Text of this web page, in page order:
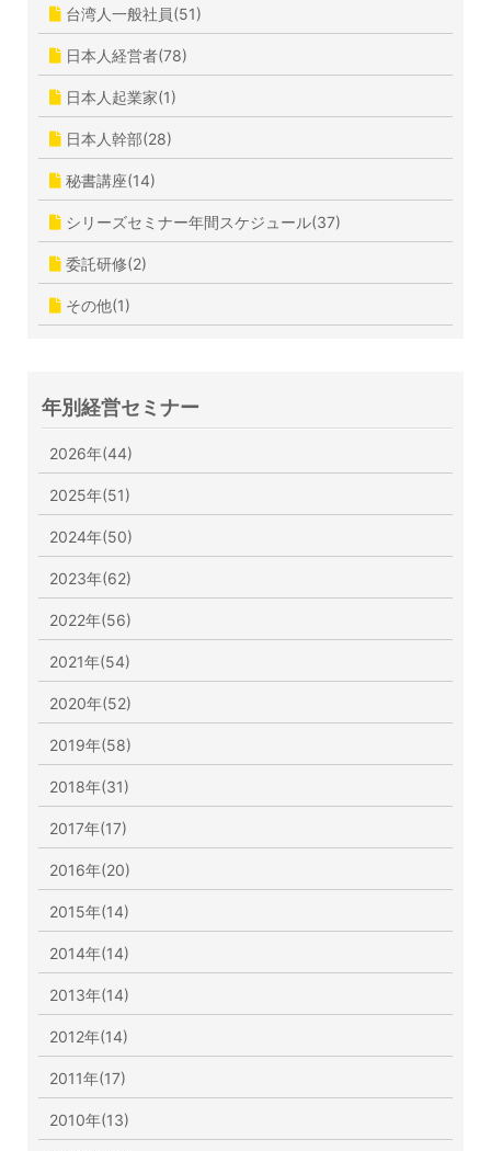
台湾人一般社員(51)
日本人経営者(78)
日本人起業家(1)
日本人幹部(28)
秘書講座(14)
シリーズセミナー年間スケジュール(37)
委託研修(2)
その他(1)
年別経営セミナー
2026年(44)
2025年(51)
2024年(50)
2023年(62)
2022年(56)
2021年(54)
2020年(52)
2019年(58)
2018年(31)
2017年(17)
2016年(20)
2015年(14)
2014年(14)
2013年(14)
2012年(14)
2011年(17)
2010年(13)